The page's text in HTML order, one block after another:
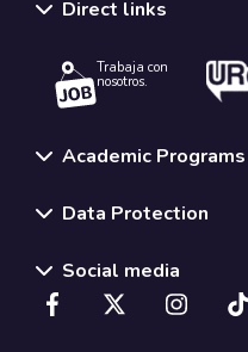
Direct links
Trabaja con
nosotros.
Academic Programs
Data Protection
Social media